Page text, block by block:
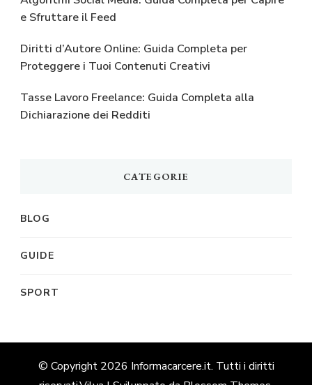
e Sfruttare il Feed
Diritti d’Autore Online: Guida Completa per
Proteggere i Tuoi Contenuti Creativi
Tasse Lavoro Freelance: Guida Completa alla
Dichiarazione dei Redditi
CATEGORIE
BLOG
GUIDE
SPORT
© Copyright 2026 Informacarcere.it. Tutti i diritti